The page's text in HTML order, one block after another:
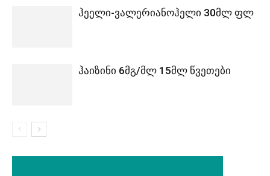
ჰეელი-ვალერიანოჰელი 30მლ ფლ
ჰაიზინი 6მგ/მლ 15მლ წვეთები